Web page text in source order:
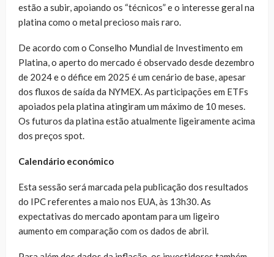
estão a subir, apoiando os “técnicos” e o interesse geral na
platina como o metal precioso mais raro.
De acordo com o Conselho Mundial de Investimento em
Platina, o aperto do mercado é observado desde dezembro
de 2024 e o défice em 2025 é um cenário de base, apesar
dos fluxos de saída da NYMEX. As participações em ETFs
apoiados pela platina atingiram um máximo de 10 meses.
Os futuros da platina estão atualmente ligeiramente acima
dos preços spot.
Calendário económico
Esta sessão será marcada pela publicação dos resultados
do IPC referentes a maio nos EUA, às 13h30. As
expectativas do mercado apontam para um ligeiro
aumento em comparação com os dados de abril.